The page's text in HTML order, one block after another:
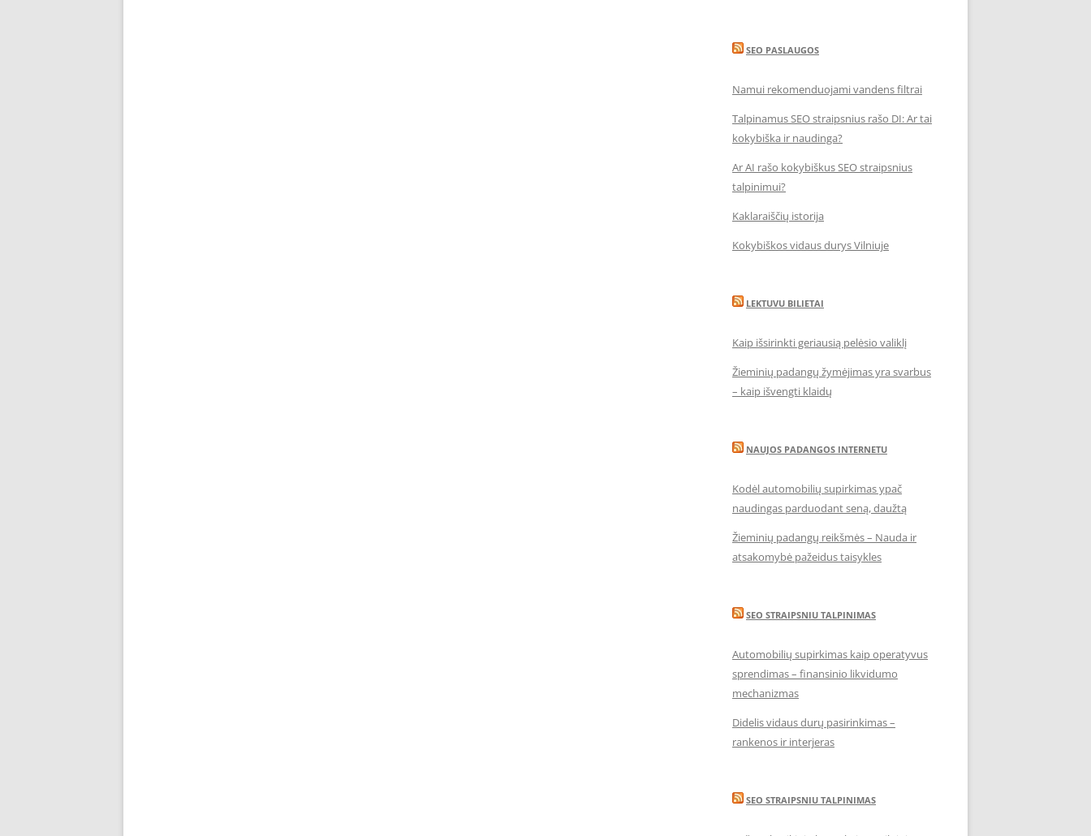
SEO PASLAUGOS
Namui rekomenduojami vandens filtrai
Talpinamus SEO straipsnius rašo DI: Ar tai
kokybiška ir naudinga?
Ar AI rašo kokybiškus SEO straipsnius
talpinimui?
Kaklaraiščių istorija
Kokybiškos vidaus durys Vilniuje
LEKTUVU BILIETAI
Kaip išsirinkti geriausią pelėsio valiklį
Žieminių padangų žymėjimas yra svarbus
– kaip išvengti klaidų
NAUJOS PADANGOS INTERNETU
Kodėl automobilių supirkimas ypač
naudingas parduodant seną, daužtą
Žieminių padangų reikšmės – Nauda ir
atsakomybė pažeidus taisykles
SEO STRAIPSNIU TALPINIMAS
Automobilių supirkimas kaip operatyvus
sprendimas – finansinio likvidumo
mechanizmas
Didelis vidaus durų pasirinkimas –
rankenos ir interjeras
SEO STRAIPSNIU TALPINIMAS